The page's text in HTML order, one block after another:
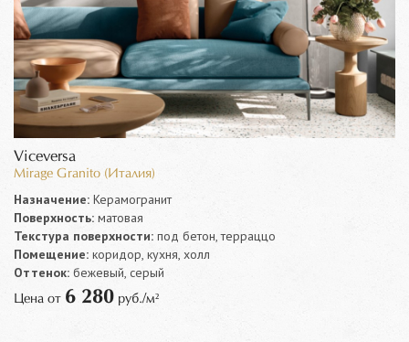
Viceversa
Mirage Granito (Италия)
Назначение: Керамогранит
Поверхность: матовая
Текстура поверхности: под бетон, терраццо
Помещение: коридор, кухня, холл
Оттенок: бежевый, серый
Цена от 6 280 руб./м²